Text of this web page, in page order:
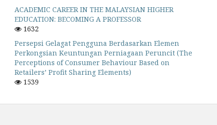
ACADEMIC CAREER IN THE MALAYSIAN HIGHER
EDUCATION: BECOMING A PROFESSOR
1632
Persepsi Gelagat Pengguna Berdasarkan Elemen
Perkongsian Keuntungan Perniagaan Peruncit (The
Perceptions of Consumer Behaviour Based on
Retailers’ Profit Sharing Elements)
1539